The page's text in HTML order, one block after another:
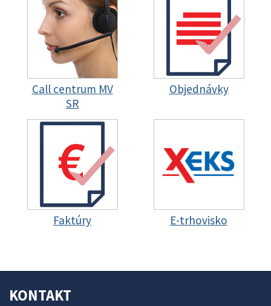
Call centrum MV
SR
Objednávky
Faktúry E-trhovisko
KONTAKT